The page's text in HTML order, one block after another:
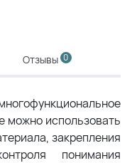
Отзывы 0
можно использовать
закрепления
понимания